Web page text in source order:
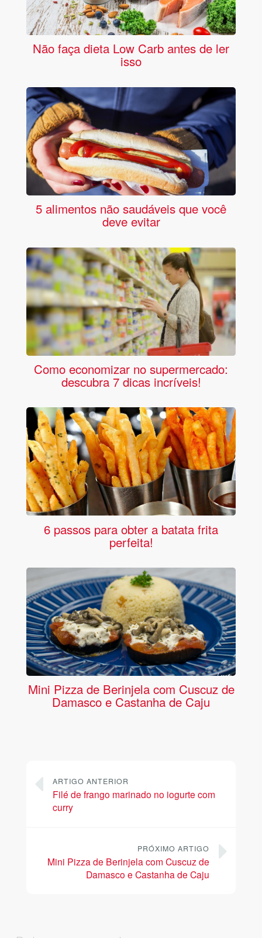
Não faça dieta Low Carb antes de ler
isso
5 alimentos não saudáveis que você
deve evitar
Como economizar no supermercado:
descubra 7 dicas incríveis!
6 passos para obter a batata frita
perfeita!
Mini Pizza de Berinjela com Cuscuz de
Damasco e Castanha de Caju
ARTIGO ANTERIOR
Filé de frango marinado no iogurte com
curry
PRÓXIMO ARTIGO
Mini Pizza de Berinjela com Cuscuz de
Damasco e Castanha de Caju